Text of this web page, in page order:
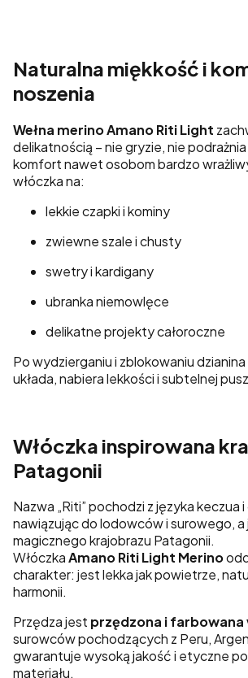
Naturalna miękkość i
noszenia
Wełna merino Amano Riti Light
delikatnością – nie gryzie, nie
komfort nawet osobom bardzo
włóczka na:
lekkie czapki i kominy
zwiewne szale i chusty
swetry i kardigany
ubranka niemowlęce
delikatne projekty całoroczne
Po wydzierganiu i zblokowaniu
układa, nabiera lekkości i subtelnej
Włóczka inspirowana
Patagonii
Nazwa „Riti” pochodzi z języka keczua
nawiązując do lodowców i surowego,
magicznego krajobrazu Patagonii.
WłóczkaAmano Riti Light Merino
charakter: jest lekka jak powietrze,
harmonii.
Przędza jest przędzona i farbowana
surowców pochodzących z Peru,
gwarantuje wysoką jakość i etyczne
materiału.